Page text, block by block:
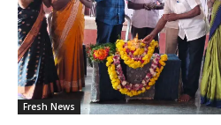
Fresh News